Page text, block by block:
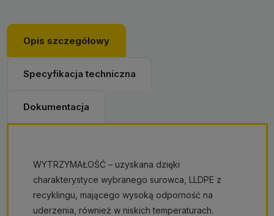
Opis szczegółowy
Specyfikacja techniczna
Dokumentacja
WYTRZYMAŁOŚĆ – uzyskana dzięki
charakterystyce wybranego surowca, LLDPE z
recyklingu, mającego wysoką odporność na
uderzenia, również w niskich temperaturach.